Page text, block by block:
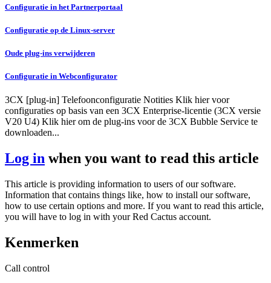
Configuratie in het Partnerportaal
Configuratie op de Linux-server
Oude plug-ins verwijderen
Configuratie in Webconfigurator
3CX [plug-in] Telefoonconfiguratie Notities Klik hier voor
configuraties op basis van een 3CX Enterprise-licentie (3CX versie
V20 U4) Klik hier om de plug-ins voor de 3CX Bubble Service te
downloaden...
Log in when you want to read this article
This article is providing information to users of our software.
Information that contains things like, how to install our software,
how to use certain options and more. If you want to read this article,
you will have to log in with your Red Cactus account.
Kenmerken
Call control